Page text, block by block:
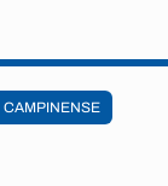
CAMPINENSE